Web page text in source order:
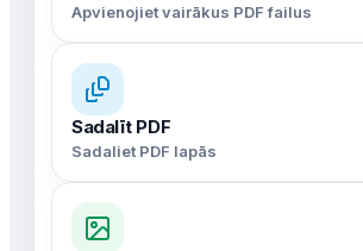
Apvienojiet vairākus PDF failus
Sadalīt PDF
Sadaliet PDF lapās